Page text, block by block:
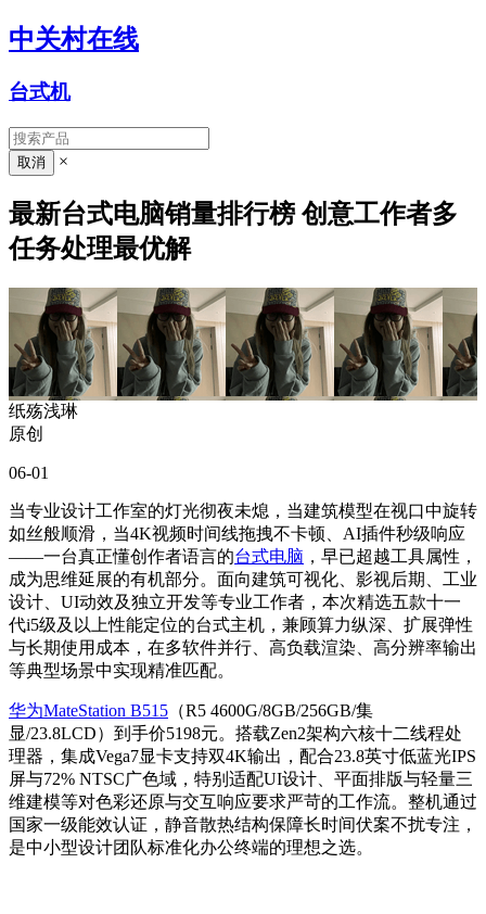
中关村在线
台式机
×
最新台式电脑销量排行榜 创意工作者多
任务处理最优解
纸殇浅琳
原创
06-01
当专业设计工作室的灯光彻夜未熄，当建筑模型在视口中旋转
如丝般顺滑，当4K视频时间线拖拽不卡顿、AI插件秒级响应
——一台真正懂创作者语言的台式电脑 ，早已超越工具属性，
成为思维延展的有机部分。面向建筑可视化、影视后期、工业
设计、UI动效及独立开发等专业工作者，本次精选五款十一
代i5级及以上性能定位的台式主机，兼顾算力纵深、扩展弹性
与长期使用成本，在多软件并行、高负载渲染、高分辨率输出
等典型场景中实现精准匹配。
华为MateStation B515 （R5 4600G/8GB/256GB/集
显/23.8LCD）到手价5198元。搭载Zen2架构六核十二线程处
理器，集成Vega7显卡支持双4K输出，配合23.8英寸低蓝光IPS
屏与72% NTSC广色域，特别适配UI设计、平面排版与轻量三
维建模等对色彩还原与交互响应要求严苛的工作流。整机通过
国家一级能效认证，静音散热结构保障长时间伏案不扰专注，
是中小型设计团队标准化办公终端的理想之选。